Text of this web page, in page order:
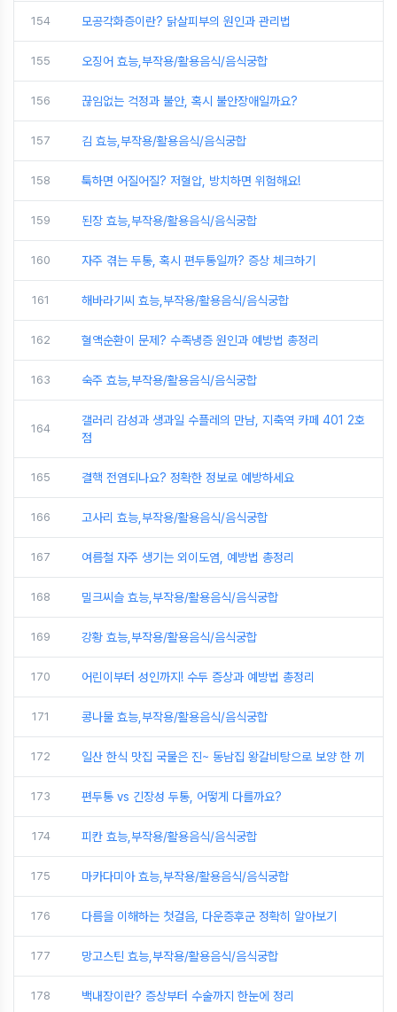
154 모공각화증이란? 닭살피부의 원인과 관리법
155 오징어 효능,부작용/활용음식/음식궁합
156 끊임없는 걱정과 불안, 혹시 불안장애일까요?
157 김 효능,부작용/활용음식/음식궁합
158 툭하면 어질어질? 저혈압, 방치하면 위험해요!
159 된장 효능,부작용/활용음식/음식궁합
160 자주 겪는 두통, 혹시 편두통일까? 증상 체크하기
161 해바라기씨 효능,부작용/활용음식/음식궁합
162 혈액순환이 문제? 수족냉증 원인과 예방법 총정리
163 숙주 효능,부작용/활용음식/음식궁합
164
갤러리 감성과 생과일 수플레의 만남, 지축역 카페 401 2호
점
165 결핵 전염되나요? 정확한 정보로 예방하세요
166 고사리 효능,부작용/활용음식/음식궁합
167 여름철 자주 생기는 외이도염, 예방법 총정리
168 밀크씨슬 효능,부작용/활용음식/음식궁합
169 강황 효능,부작용/활용음식/음식궁합
170 어린이부터 성인까지! 수두 증상과 예방법 총정리
171 콩나물 효능,부작용/활용음식/음식궁합
172 일산 한식 맛집 국물은 진~ 동남집 왕갈비탕으로 보양 한 끼
173 편두통 vs 긴장성 두통, 어떻게 다를까요?
174 피칸 효능,부작용/활용음식/음식궁합
175 마카다미아 효능,부작용/활용음식/음식궁합
176 다름을 이해하는 첫걸음, 다운증후군 정확히 알아보기
177 망고스틴 효능,부작용/활용음식/음식궁합
178 백내장이란? 증상부터 수술까지 한눈에 정리